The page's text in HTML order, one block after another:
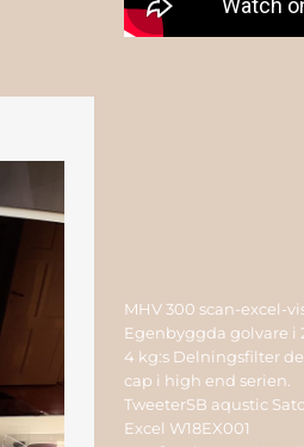
MHV 300 scan-excel-
Egenbyggda golvare i
4 kg:s Delningsfilter
cap i high end serien.
TweeterSB aqustic
Excel W18EX001